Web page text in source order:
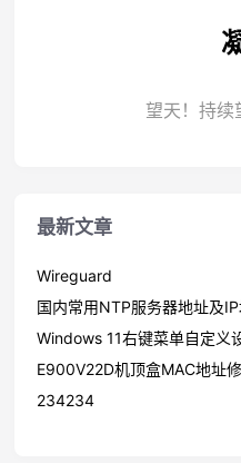
望天！持续
最新文章
Wireguard
国内常用NTP服务器地址及
Windows 11右键菜单自定义
E900V22D机顶盒MAC地址
234234